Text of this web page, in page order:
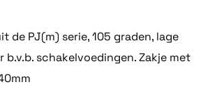
de PJ(m) serie, 105 graden, lage
b.v.b. schakelvoedingen. Zakje met